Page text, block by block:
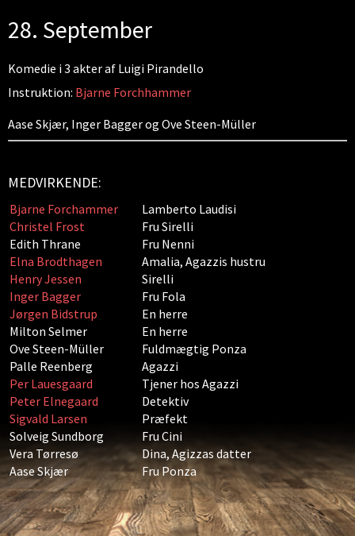
28. September
Komedie i 3 akter af Luigi Pirandello
Instruktion: Bjarne Forchhammer
Aase Skjær, Inger Bagger og Ove Steen-Müller
MEDVIRKENDE:
Bjarne Forchammer
Lamberto Laudisi
Christel Frost
Fru Sirelli
Edith Thrane
Fru Nenni
Elna Brodthagen
Amalia, Agazzis hustru
Henry Jessen
Sirelli
Inger Bagger
Fru Fola
Jørgen Bidstrup
En herre
Milton Selmer
En herre
Ove Steen-Müller
Fuldmægtig Ponza
Palle Reenberg
Agazzi
Per Lauesgaard
Tjener hos Agazzi
Peter Elnegaard
Detektiv
Sigvald Larsen
Præfekt
Solveig Sundborg
Fru Cini
Vera Tørresø
Dina, Agizzas datter
Aase Skjær
Fru Ponza